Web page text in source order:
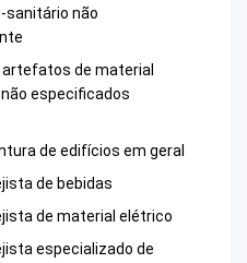
sanitário não
artefatos de material
especificados
de edifícios em geral
de bebidas
de material elétrico
especializado de